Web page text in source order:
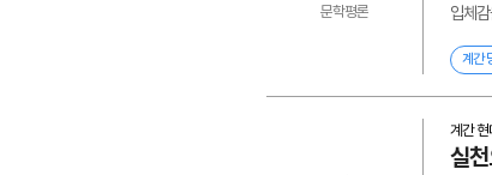
문학평론
입체
계간
계간
실